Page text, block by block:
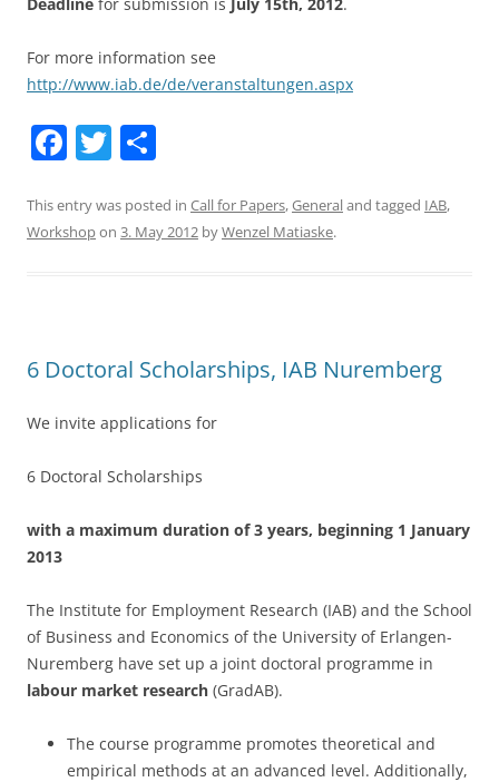
For more information see
http://www.iab.de/de/veranstaltungen.aspx
F
c
e
o
k
T
itt
er
ar
e
This entry was posted in Call for Papers,Generaland tagged IAB,
Workshopon 3. May 2012 byWenzel Matiaske.
6 Doctoral Scholarships, IAB Nuremberg
We invite applications for
6 Doctoral Scholarships
with a maximum duration of 3 years, beginning 1 January
2013
The Institute for Employment Research (IAB) and the School
of Business and Econo­mics of the University of Erlangen-
Nuremberg have set up a joint doctoral programme in
labour market research (GradAB).
The course programme promotes theoretical and
empirical methods at an advanced level. Additionally,